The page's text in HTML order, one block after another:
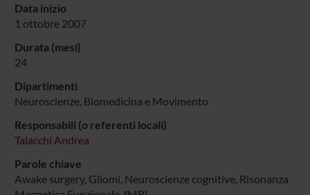
Data inizio
1 ottobre 2007
Durata (mesi)
24
Dipartimenti
Neuroscienze, Biomedicina e Movimento
Responsabili (o referenti locali)
Talacchi Andrea
Parole chiave
Awake surgery, Gliomi, Neuroscienze cognitive, Risonanza